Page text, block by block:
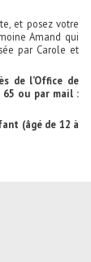
et posez votre
Amand qui
par Carole et
de l’Office de
65 ou par mail :
(âgé de 12 à